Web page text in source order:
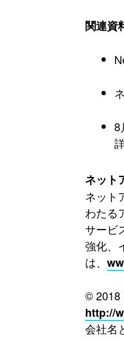
関連資
8
ネット
ネット
わたる
サービ
強化、
は、
© 2018
http://
会社名